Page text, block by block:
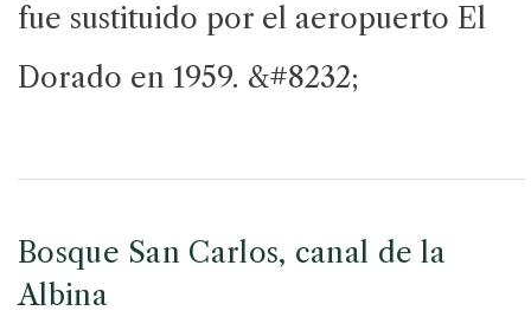
fue sustituido por el aeropuerto El
Dorado en 1959. &#8232;
Bosque San Carlos, canal de la
Albina